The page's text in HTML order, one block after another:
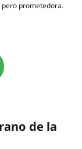
pero prometedora.
de la